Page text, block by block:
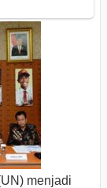
menjadi